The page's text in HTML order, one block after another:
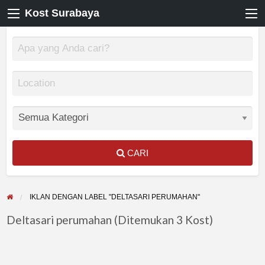
Kost Surabaya
CARI
IKLAN DENGAN LABEL "DELTASARI PERUMAHAN"
Deltasari perumahan (Ditemukan 3 Kost)